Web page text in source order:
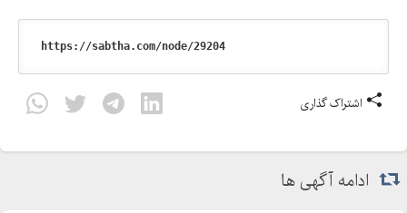
اشتراک گذاری
ادامه آگهی ها